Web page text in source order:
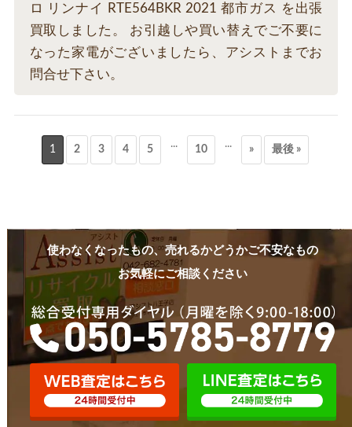
ロ リンナイ RTE564BKR 2021 都市ガス を出張
買取しました。 お引越しや買い替えでご不要に
なった家電がございましたら、アシストまでお
問合せ下さい。
1 2 3 4 5 ... 10 ... » 最後 »
使わなくなったもの、売れるかどうかご不安なもの
お気軽にご相談ください